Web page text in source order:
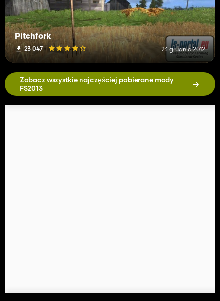
Pitchfork
23 047 23 grudnia 2012
Zobacz wszystkie najczęściej pobierane mody
FS2013